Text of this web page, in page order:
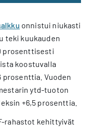
onnistui niukasti
teki kuukauden
prosenttisesti
koostuvalla
Vuoden
ytd-tuoton
+6,5 prosenttia.
rahastot kehittyivät